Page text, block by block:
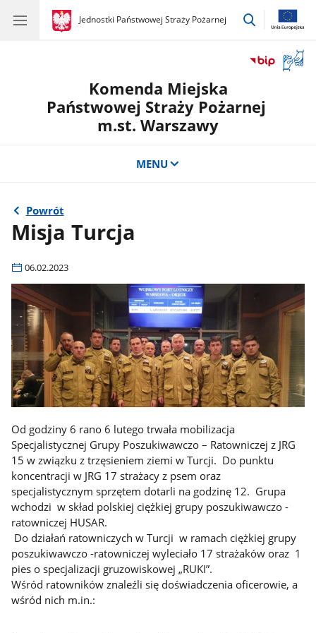
gov.pl
Jednostki Państwowej Straży Pożarnej
gov.pl
Jednostki
przejdź
okno
Komenda Miejska
Państwowej Straży Pożarnej
m.st. Warszawy
MENU
Powrót
Misja Turcja
06.02.2023
Od godziny 6 rano 6 lutego trwała mobilizacja
Specjalistycznej Grupy Poszukiwawczo – Ratowniczej z JRG
15 w związku z trzęsieniem ziemi w Turcji. Do punktu
koncentracji w JRG 17 strażacy z psem oraz
specjalistycznym sprzętem dotarli na godzinę 12. Grupa
wchodzi w skład polskiej ciężkiej grupy poszukiwawczo -
ratowniczej HUSAR.
Do działań ratowniczych w Turcji w ramach ciężkiej grupy
poszukiwawczo -ratowniczej wyleciało 17 strażaków oraz 1
pies o specjalizacji gruzowiskowej „RUKI”.
Wśród ratowników znaleźli się doświadczenia oficerowie, a
wśród nich m.in.: